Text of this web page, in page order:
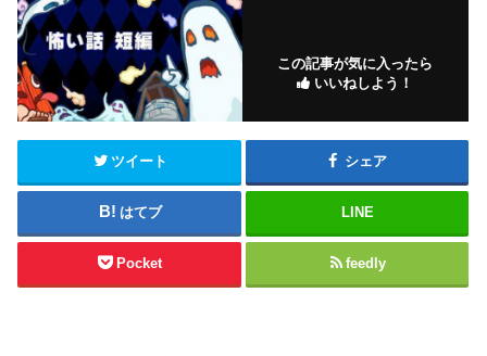
この記事が気に入ったら
いいねしよう！
ツイート シェア
はてブ LINE
Pocket feedly